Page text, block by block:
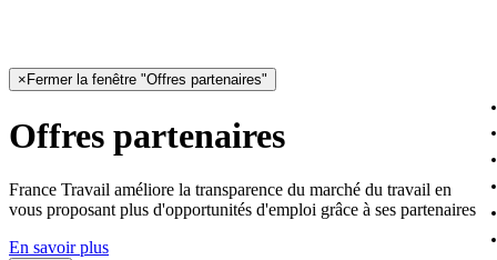
× Fermer la fenêtre "Offres partenaires"
Offres partenaires
France Travail améliore la transparence du marché du travail en
vous proposant plus d'opportunités d'emploi grâce à ses partenaires
En savoir plus